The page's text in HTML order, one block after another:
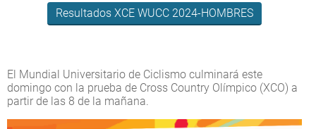
Resultados XCE WUCC 2024-HOMBRES
El Mundial Universitario de Ciclismo culminará este
domingo con la prueba de Cross Country Olímpico (XCO) a
partir de las 8 de la mañana.